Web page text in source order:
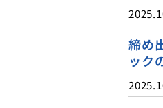
締め
ック